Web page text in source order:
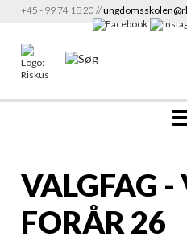
+45 - 99 74 18 20 //
VALGFAG
FORÅR 26